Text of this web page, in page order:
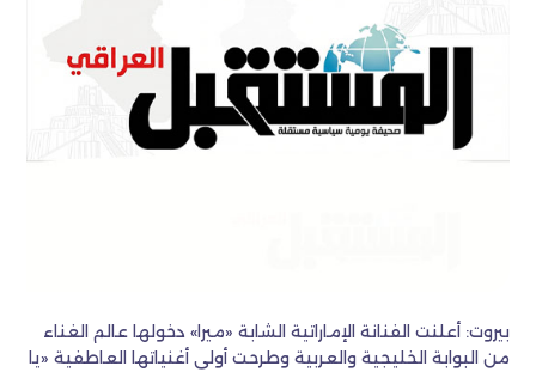
بيروت: أعلنت الفنانة الإماراتية الشابة «ميرا» دخولها عالم الغناء
من البوابة الخليجية والعربية وطرحت أولى أغنياتها العاطفية «يا